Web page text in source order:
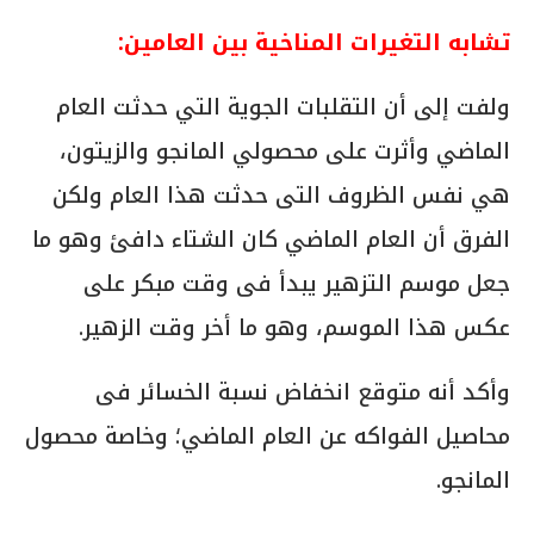
تشابه التغيرات المناخية بين العامين:
ولفت إلى أن التقلبات الجوية التي حدثت العام
الماضي وأثرت على محصولي المانجو والزيتون،
هي نفس الظروف التى حدثت هذا العام ولكن
الفرق أن العام الماضي كان الشتاء دافئ وهو ما
جعل موسم التزهير يبدأ فى وقت مبكر على
عكس هذا الموسم، وهو ما أخر وقت الزهير.
وأكد أنه متوقع انخفاض نسبة الخسائر فى
محاصيل الفواكه عن العام الماضي؛ وخاصة محصول
المانجو.